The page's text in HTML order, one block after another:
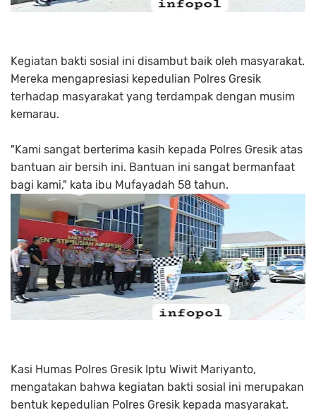
Kegiatan bakti sosial ini disambut baik oleh masyarakat.
Mereka mengapresiasi kepedulian Polres Gresik
terhadap masyarakat yang terdampak dengan musim
kemarau.
"Kami sangat berterima kasih kepada Polres Gresik atas
bantuan air bersih ini. Bantuan ini sangat bermanfaat
bagi kami," kata ibu Mufayadah 58 tahun.
Kasi Humas Polres Gresik Iptu Wiwit Mariyanto,
mengatakan bahwa kegiatan bakti sosial ini merupakan
bentuk kepedulian Polres Gresik kepada masyarakat.